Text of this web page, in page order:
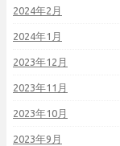
2024年2月
2024年1月
2023年12月
2023年11月
2023年10月
2023年9月